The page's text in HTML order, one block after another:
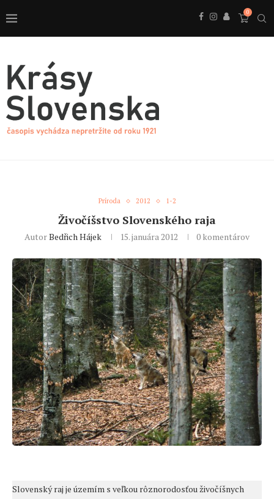
0
Príroda 2012 1-2
Živočíšstvo Slovenského raja
AutorBedřich Hájek 15. januára 2012 0 komentárov
Slovenský raj je územím s veľkou rôznorodosťou živočíšnych